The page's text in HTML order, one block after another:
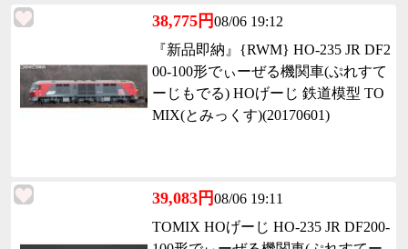
38,775円08/06 19:12
『新品即納』{RWM} HO-235 JR DF2
00-100形でぃーぜる機関車(ぷれすて
ーじもでる) HOげーじ 鉄道模型 TO
MIX(とみっくす)(20170601)
39,083円08/06 19:11
TOMIX HOげーじ HO-235 JR DF200-